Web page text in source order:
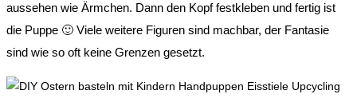
aussehen wie Ärmchen. Dann den Kopf festkleben und fertig ist
die Puppe 🙂 Viele weitere Figuren sind machbar, der Fantasie
sind wie so oft keine Grenzen gesetzt.